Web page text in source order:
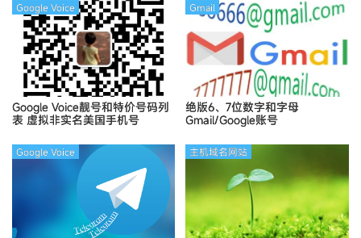
Google Voice靓号和特价号码列
表 虚拟非实名美国手机号
Google Voice
绝版6、7位数字和字母
Gmail/Google账号
Gmail
Google Voice 主机域名网站